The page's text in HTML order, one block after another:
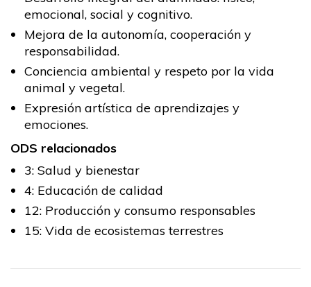
emocional, social y cognitivo.
Mejora de la autonomía, cooperación y
responsabilidad.
Conciencia ambiental y respeto por la vida
animal y vegetal.
Expresión artística de aprendizajes y
emociones.
ODS relacionados
3: Salud y bienestar
4: Educación de calidad
12: Producción y consumo responsables
15: Vida de ecosistemas terrestres